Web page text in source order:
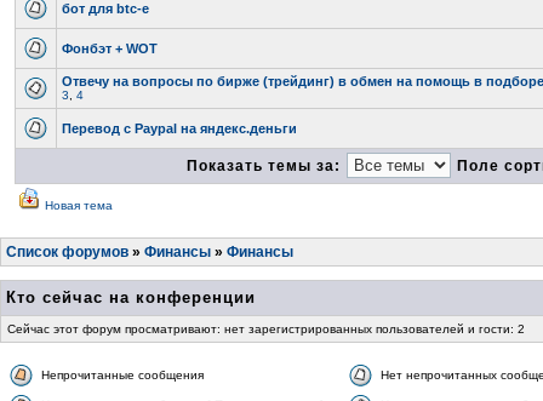
бот для btc-e
Фонбэт + WOT
Отвечу на вопросы по бирже (трейдинг) в обмен на помощь в
3 4
Перевод с Paypal на яндекс.деньги
Показать темы за: Поле
Новая тема
Список форумов » Финансы » Финансы
Кто сейчас на конференции
Сейчас этот форум просматривают: нет зарегистрированных пользователей и гости: 2
Непрочитанные сообщения Нет непрочитанных